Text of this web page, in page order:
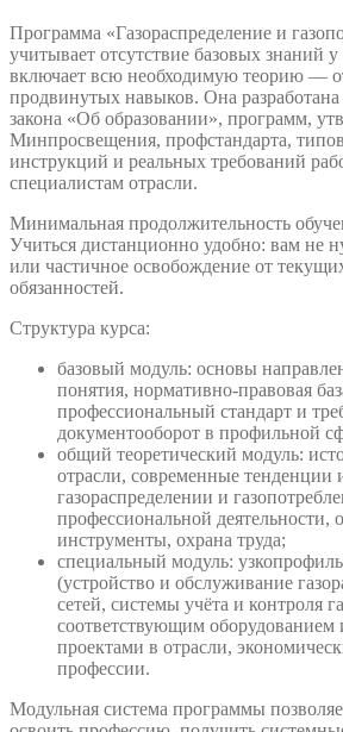
Программа «Газораспределение и
учитывает отсутствие базовых знаний
включает всю необходимую теорию —
продвинутых навыков. Она
закона «Об образовании», программ,
Минпросвещения, профстандарта,
инструкций и реальных требований
специалистам отрасли.
Минимальная продолжительность
Учиться дистанционно удобно: вам не
или частичное освобождение от
обязанностей.
Структура курса:
базовый модуль: основы
понятия, нормативно-правовая
профессиональный стандарт и
документооборот в профильной
общий теоретический модуль:
отрасли, современные тенденции
газораспределении и
профессиональной деятельности,
инструменты, охрана труда;
специальный модуль:
(устройство и обслуживание
сетей, системы учёта и контроля
соответствующим
проектами в отрасли,
профессии.
Модульная система программы